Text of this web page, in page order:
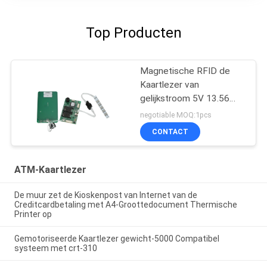
Top Producten
Magnetische RFID de
Kaartlezer van
gelijkstroom 5V 13.56
Mhz voor Bank, Slimme
rf-Kaartlezer
negotiable MOQ:1pcs
CONTACT
ATM-Kaartlezer
De muur zet de Kioskenpost van Internet van de
Creditcardbetaling met A4-Groottedocument Thermische
Printer op
Gemotoriseerde Kaartlezer gewicht-5000 Compatibel
systeem met crt-310